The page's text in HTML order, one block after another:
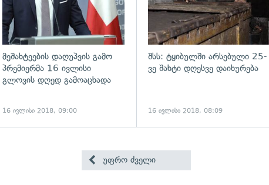
მეშახტეების დაღუპვის გამო
პრემიერმა 16 ივლისი
გლოვის დღედ გამოაცხადა
16 ივლისი 2018, 09:00
შსს: ტყიბულში არსებული 25-
ვე შახტი დღესვე დაიხურება
16 ივლისი 2018, 08:09
უფრო ძველი